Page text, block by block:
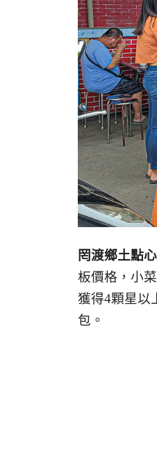
罔渡鄉土點心
板價格，小
獲得4顆星以
包。